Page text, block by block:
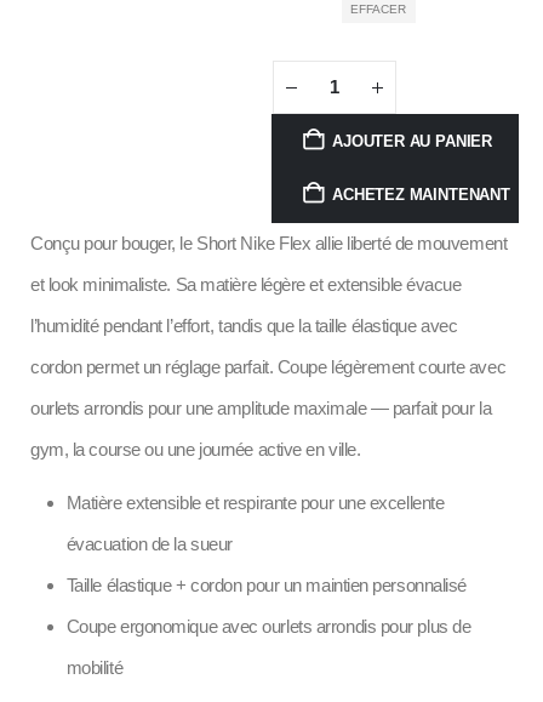
EFFACER
AJOUTER AU PANIER
ACHETEZ MAINTENANT
Conçu pour bouger, le Short Nike Flex allie liberté de mouvement
et look minimaliste. Sa matière légère et extensible évacue
l’humidité pendant l’effort, tandis que la taille élastique avec
cordon permet un réglage parfait. Coupe légèrement courte avec
ourlets arrondis pour une amplitude maximale — parfait pour la
gym, la course ou une journée active en ville.
Matière extensible et respirante pour une excellente
évacuation de la sueur
Taille élastique + cordon pour un maintien personnalisé
Coupe ergonomique avec ourlets arrondis pour plus de
mobilité